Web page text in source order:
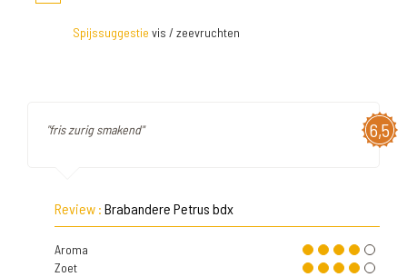
Spijssuggestie vis / zeevruchten
6,5
"fris zurig smakend"
Review : Brabandere Petrus bdx
Aroma
Zoet